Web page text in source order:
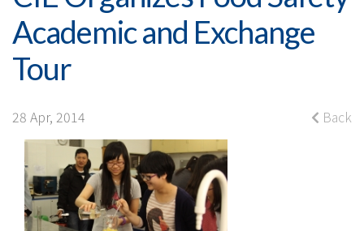
and
Exchange
Tour
College
News
Academic and Exchange
Tour
28 Apr, 2014 Back